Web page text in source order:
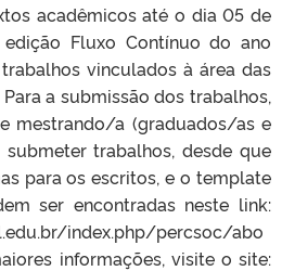
acadêmicos até o dia 05 de
Fluxo Contínuo do ano
vinculados à área das
a submissão dos trabalhos,
mestrando/a (graduados/as e
trabalhos, desde que
para os escritos, e o template
ser encontradas neste link:
index.php/percsoc/abo
informações, visite o site: